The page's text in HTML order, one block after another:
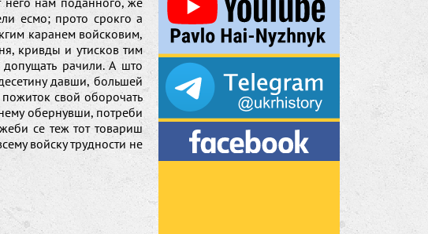
есмо; прото срокго а
каранем войсковим,
кривды и утисков тим
рачили. А што
давши, большей
свой оборочать
обернувши, потреби
се теж тот товариш
войску трудности не